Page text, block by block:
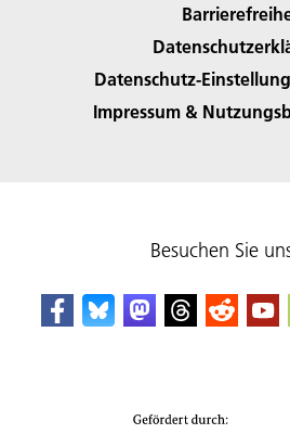
Datenschutz-
Impressum &
Besuchen Sie